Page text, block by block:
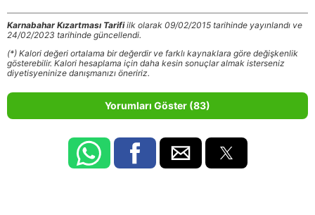
Karnabahar Kızartması Tarifiilk olarak 09/02/2015 tarihinde yayınlandı ve
24/02/2023 tarihinde güncellendi.
(*) Kalori değeri ortalama bir değerdir ve farklı kaynaklara göre değişkenlik
gösterebilir. Kalori hesaplama için daha kesin sonuçlar almak isterseniz
diyetisyeninize danışmanızı öneririz.
Yorumları Göster (83)